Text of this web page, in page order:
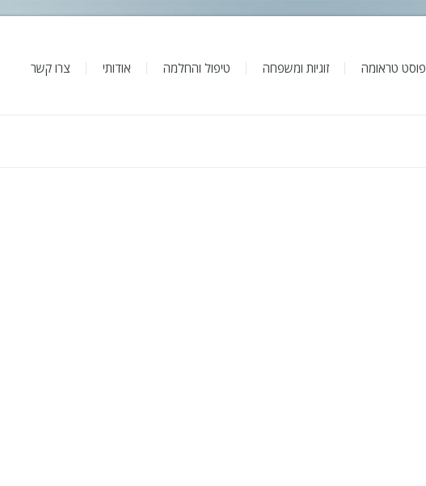
פוסט טראומה זוגיות ומשפחה טיפול והחלמה אודותי צרו קשר